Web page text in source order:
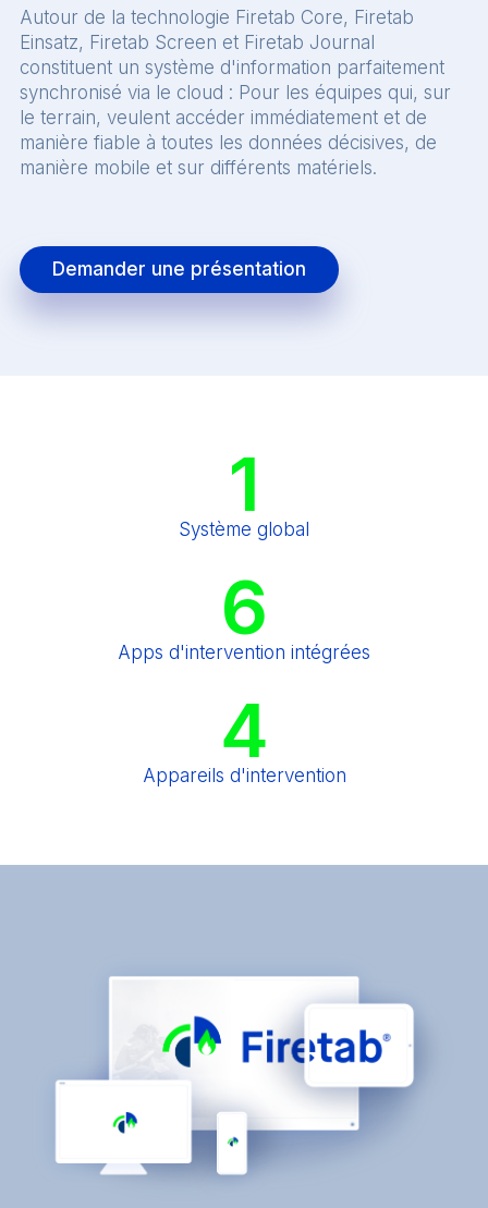
Autour de la technologie Firetab Core, Firetab
Einsatz, Firetab Screen et Firetab Journal
constituent un système d'information parfaitement
synchronisé via le cloud : Pour les équipes qui, sur
le terrain, veulent accéder immédiatement et de
manière fiable à toutes les données décisives, de
manière mobile et sur différents matériels.
Demander une présentation
1
Système global
6
Apps d'intervention intégrées
4
Appareils d'intervention